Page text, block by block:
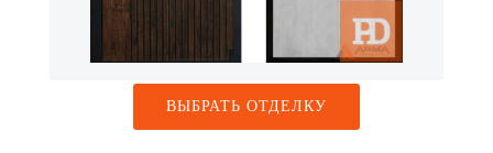
ВЫБРАТЬ ОТДЕЛКУ